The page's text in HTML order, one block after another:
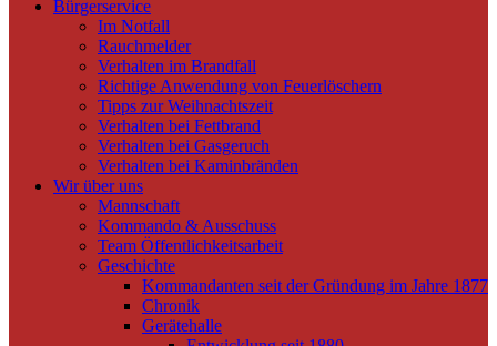
Bürgerservice
Im Notfall
Rauchmelder
Verhalten im Brandfall
Richtige Anwendung von Feuerlöschern
Tipps zur Weihnachtszeit
Verhalten bei Fettbrand
Verhalten bei Gasgeruch
Verhalten bei Kaminbränden
Wir über uns
Mannschaft
Kommando & Ausschuss
Team Öffentlichkeitsarbeit
Geschichte
Kommandanten seit der Gründung im Jahre 1877
Chronik
Gerätehalle